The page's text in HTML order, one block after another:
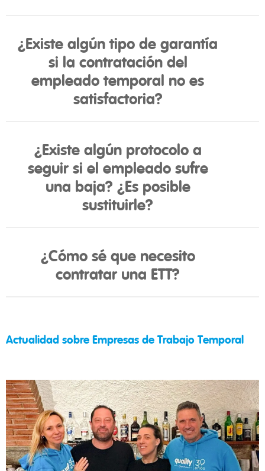
¿Existe algún tipo de garantía
si la contratación del
empleado temporal no es
satisfactoria?
¿Existe algún protocolo a
seguir si el empleado sufre
una baja? ¿Es posible
sustituirle?
¿Cómo sé que necesito
contratar una ETT?
Actualidad sobre Empresas de Trabajo Temporal